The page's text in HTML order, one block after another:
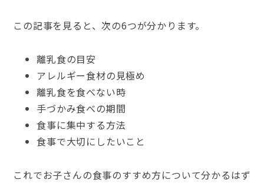
この記事を見ると、次の6つが分かります。
離乳食の目安
アレルギー食材の見極め
離乳食を食べない時
手づかみ食べの期間
食事に集中する方法
食事で大切にしたいこと
これでお子さんの食事のすすめ方について分かるはず